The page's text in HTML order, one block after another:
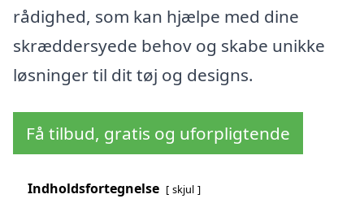
rådighed, som kan hjælpe med dine
skræddersyede behov og skabe unikke
løsninger til dit tøj og designs.
Få tilbud, gratis og uforpligtende
Indholdsfortegnelse skjul